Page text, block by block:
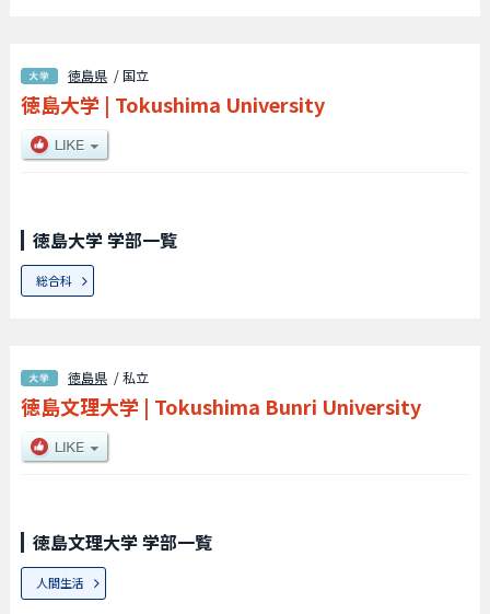
徳島県 / 国立
徳島大学 | Tokushima University
徳島大学 学部一覧
総合科
徳島県 / 私立
徳島文理大学 | Tokushima Bunri University
徳島文理大学 学部一覧
人間生活